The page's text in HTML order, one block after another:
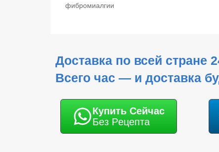
фибромиалгии
Доставка по всей стране
Всего час — и доставка
Купить Cейчас
Без Pецепта